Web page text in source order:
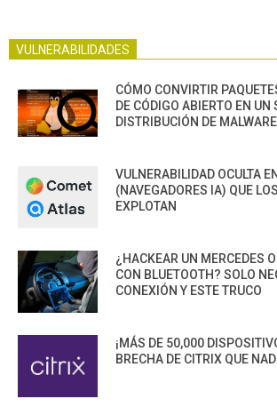
VULNERABILIDADES
CÓMO CONVIRTIR
DE CÓDIGO ABIERTO EN UN
DISTRIBUCIÓN DE MALWARE
VULNERABILIDAD OCULTA
(NAVEGADORES IA) QUE
EXPLOTAN
¿HACKEAR UN MERCEDES
CON BLUETOOTH? SOLO
CONEXIÓN Y ESTE TRUCO
¡MÁS DE 50,000
BRECHA DE CITRIX QUE